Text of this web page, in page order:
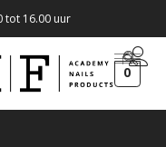
tot 16.00 uur
0